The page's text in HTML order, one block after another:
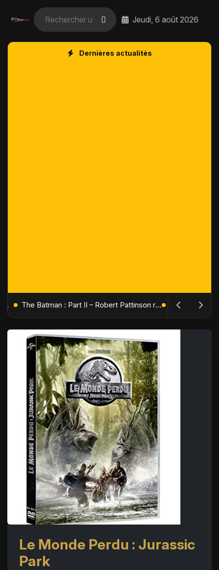
Jeudi, 6 août 2026
Dernières actualités
L'Âge de Glace : Le Réveil du Volcan – Manny, Sid et Diego de retour pour une aventure explosive The Batman : Part II – Robert Pattinson replonge dans les ténèbres de Gotham dès octobre 2027
Le Monde Perdu : Jurassic
Park